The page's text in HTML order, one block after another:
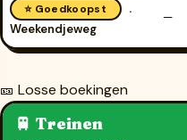
⭐ Goedkoopst
Weekendjeweg
—
🎫 Losse boekingen
🚆 Treinen